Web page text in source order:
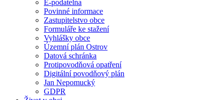
E-podatelna
Povinné informace
Zastupitelstvo obce
Formuláře ke stažení
Vyhlášky obce
Územní plán Ostrov
Datová schránka
Protipovodňová opatření
Digitální povodňový plán
Jan Nepomucký
GDPR